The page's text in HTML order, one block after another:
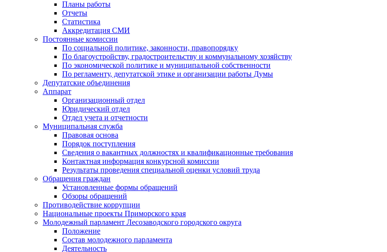
Планы работы
Отчеты
Статистика
Аккредитация СМИ
Постоянные комиссии
По социальной политике, законности, правопорядку
По благоустройству, градостроительству и коммунальному хозяйству
По экономической политике и муниципальной собственности
По регламенту, депутатской этике и организации работы Думы
Депутатские объединения
Аппарат
Организационный отдел
Юридический отдел
Отдел учета и отчетности
Муниципальная служба
Правовая основа
Порядок поступления
Сведения о вакантных должностях и квалификационные требования
Контактная информация конкурсной комиссии
Результаты проведения специальной оценки условий труда
Обращения граждан
Установленные формы обращений
Обзоры обращений
Противодействие коррупции
Национальные проекты Приморского края
Молодежный парламент Лесозаводского городского округа
Положение
Состав молодежного парламента
Деятельность